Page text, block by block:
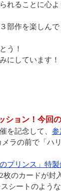
れることに心
部作を楽しん
う！
にしています！
ション！今回
を記念して、 参
ラの前で「ハ
のプリンス」特
枚のカードが封
シートのよう